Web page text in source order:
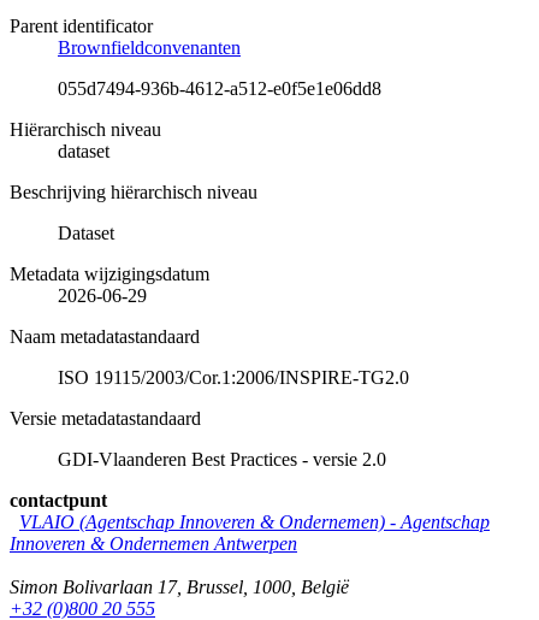
Parent identificator
Brownfieldconvenanten
055d7494-936b-4612-a512-e0f5e1e06dd8
Hiërarchisch niveau
dataset
Beschrijving hiërarchisch niveau
Dataset
Metadata wijzigingsdatum
2026-06-29
Naam metadatastandaard
ISO 19115/2003/Cor.1:2006/INSPIRE-TG2.0
Versie metadatastandaard
GDI-Vlaanderen Best Practices - versie 2.0
contactpunt
VLAIO (Agentschap Innoveren & Ondernemen) - Agentschap
Innoveren & Ondernemen Antwerpen
Simon Bolivarlaan 17, Brussel 1000 België
+32 (0)800 20 555